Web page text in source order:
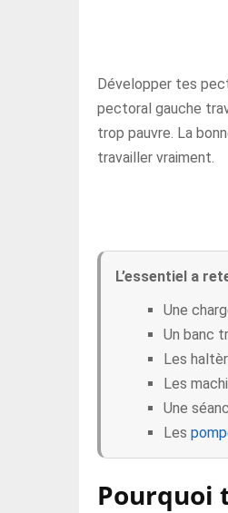
Développer tes
pectoral gauche
trop pauvre. La
travailler vraiment.
L’essentiel a
Une
Un banc
Les
Les
Une
Les
Pourquoi